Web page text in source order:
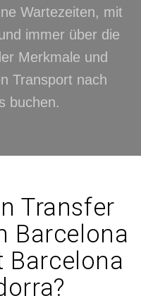
Wartezeiten, mit
immer über die
Merkmale und
Transport nach
buchen.
Transfer
Barcelona
Barcelona